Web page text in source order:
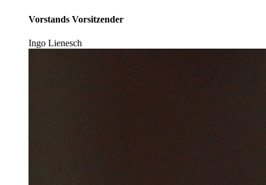
Vorstands Vorsitzender
Ingo Lienesch